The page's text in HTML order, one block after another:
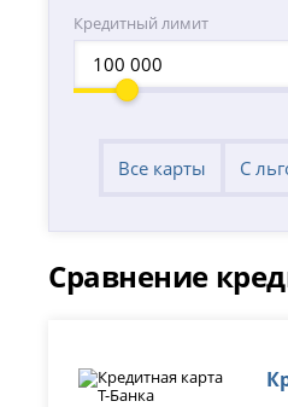
Кредитный лимит
Все карты С
Сравнение